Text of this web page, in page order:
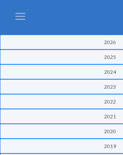
2026
2025
2024
2023
2022
2021
2020
2019